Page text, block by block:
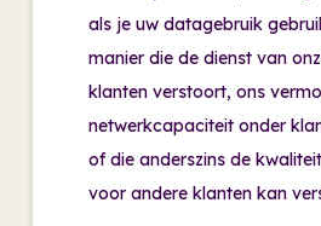
als je uw datagebruik
manier die de dienst van
klanten verstoort, ons
netwerkcapaciteit onder
of die anderszins de
voor andere klanten kan